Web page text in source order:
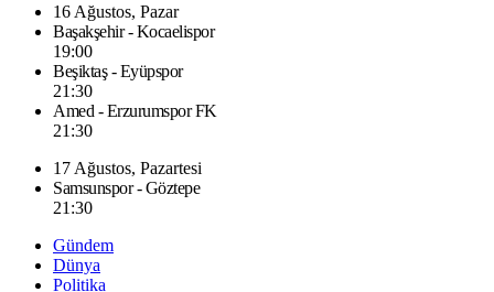
16 Ağustos, Pazar
Başakşehir - Kocaelispor
19:00
Beşiktaş - Eyüpspor
21:30
Amed - Erzurumspor FK
21:30
17 Ağustos, Pazartesi
Samsunspor - Göztepe
21:30
Gündem
Dünya
Politika